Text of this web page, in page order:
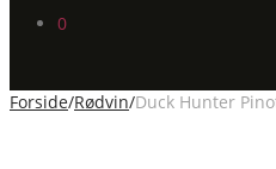
0
Forside/Rødvin/Duck Hunter